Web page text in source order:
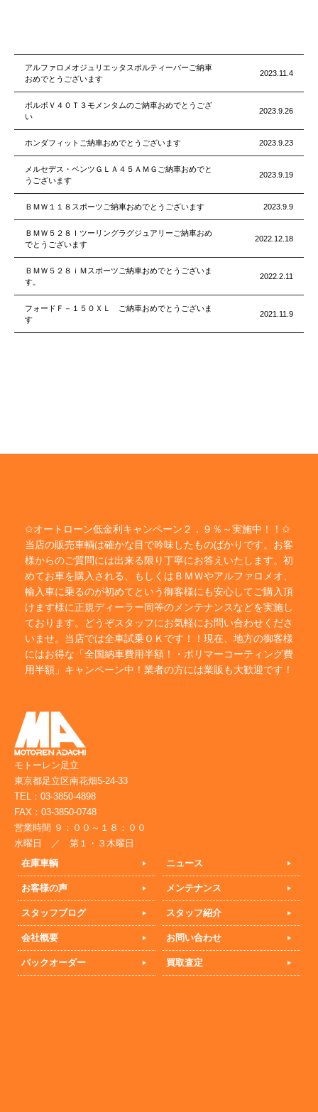
アルファロメオジュリエッタスポルティーバーご納車
おめでとうございます
2023.11.4
ボルボＶ４０Ｔ３モメンタムのご納車おめでとうござ
い
2023.9.26
ホンダフィットご納車おめでとうございます 2023.9.23
メルセデス・ベンツＧＬＡ４５ＡＭＧご納車おめでと
うございます
2023.9.19
ＢＭＷ１１８スポーツご納車おめでとうございます 2023.9.9
ＢＭＷ５２８Ｉツーリングラグジュアリーご納車おめ
でとうございます
2022.12.18
ＢＭＷ５２８ｉＭスポーツご納車おめでとうございま
す。
2022.2.11
フォードＦ－１５０ＸＬ ご納車おめでとうございま
す
2021.11.9
✩オートローン低金利キャンペーン２．９％～実施中！！✩
当店の販売車輌は確かな目で吟味したものばかりです。お客
様からのご質問には出来る限り丁寧にお答えいたします。初
めてお車を購入される、もしくはＢＭＷやアルファロメオ、
輸入車に乗るのが初めてという御客様にも安心してご購入頂
けます様に正規ディーラー同等のメンテナンスなどを実施し
ております。どうぞスタッフにお気軽にお問い合わせくださ
いませ。当店では全車試乗ＯＫです！！現在、地方の御客様
にはお得な「全国納車費用半額！・ポリマーコーティング費
用半額」キャンペーン中！業者の方には業販も大歓迎です！
モトーレン足立
東京都足立区南花畑5-24-33
TEL：03-3850-4898
FAX：03-3850-0748
営業時間 ９：００～１８：００
水曜日 ／ 第１・３木曜日
在庫車輌
ニュース
お客様の声 メンテナンス
スタッフブログ スタッフ紹介
会社概要 お問い合わせ
バックオーダー 買取査定